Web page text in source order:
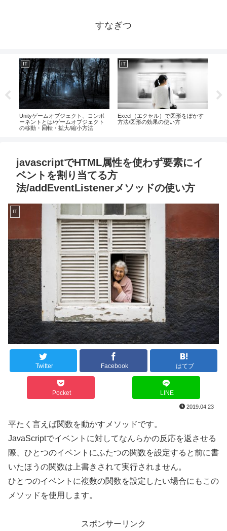
すなぎつ
IT
Unityゲームオブジェクト、コンポ
ーネントとは/ゲームオブジェクト
の移動・回転・拡大/縮小方法
IT
Excel（エクセル）で図形をぼかす
方法/図形の効果の使い方
javascriptでHTML属性を使わず要素にイ
ベントを割り当てる方
法/addEventListenerメソッドの使い方
IT
Twitter Facebook はてブ
Pocket LINE
2019.04.23
平たく言えば関数を動かすメソッドです。
JavaScriptでイベントに対してなんらかの反応を返させる
際、ひとつのイベントにふたつの関数を設定すると前に書
いたほうの関数は上書きされて実行されません。
ひとつのイベントに複数の関数を設定したい場合にもこの
メソッドを使用します。
スポンサーリンク